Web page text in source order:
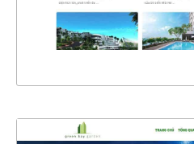
XEM